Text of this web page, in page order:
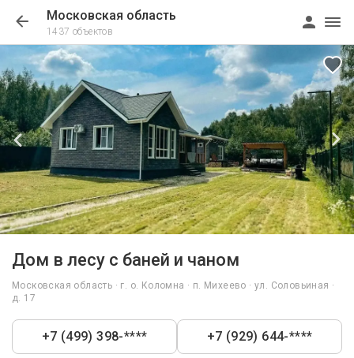
Московская область
1437 объектов
Дом в лесу с баней и чаном
Московская область · г. о. Коломна · п. Михеево · ул. Соловьиная ·
д. 17
+7 (499) 398-**** +7 (929) 644-****